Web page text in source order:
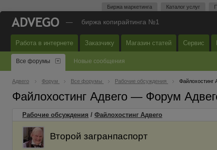
Биржа маркетинга Каталог услуг
— биржа копирайтинга №1
Работа в интернете Заказчику Магазин статей Сервис
Все форумы Новые сообщения
Адвего Форум Все форумы Рабочие обсуждения Файлохостинг
Файлохостинг Адвего — Форум
Рабочие обсуждения / Файлохостинг Адвего
Второй загранпаспорт